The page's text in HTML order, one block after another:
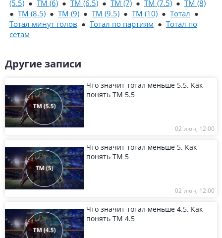
(5.5) ● ТМ (6) ● ТМ (6.5) ● ТМ (7) ● ТМ (7.5) ● ТМ (8)
● ТМ (8.5) ● ТМ (9) ● ТМ (9.5) ● ТМ (10) ● Тотал ●
Тотал минут голов ● Тотал по партиям ● Тотал по
сетам
Другие записи
Что значит тотал меньше 5.5. Как
понять ТМ 5.5
02 июн, 12:00
Что значит тотал меньше 5. Как
понять ТМ 5
02 июн, 12:00
Что значит тотал меньше 4.5. Как
понять ТМ 4.5